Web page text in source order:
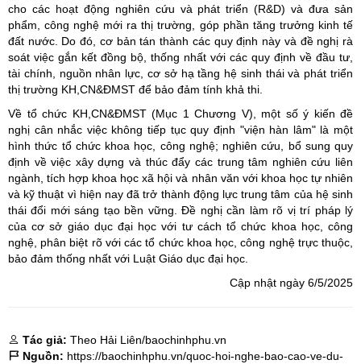
cho các hoạt động nghiên cứu và phát triển (R&D) và đưa sản
phẩm, công nghệ mới ra thị trường, góp phần tăng trưởng kinh tế
đất nước. Do đó, cơ bản tán thành các quy định này và đề nghị rà
soát việc gắn kết đồng bộ, thống nhất với các quy định về đầu tư,
tài chính, nguồn nhân lực, cơ sở hạ tầng hệ sinh thái và phát triển
thị trường KH,CN&ĐMST để bảo đảm tính khả thi.
Về tổ chức KH,CN&ĐMST (Mục 1 Chương V), một số ý kiến đề
nghị cân nhắc việc không tiếp tục quy định "viện hàn lâm" là một
hình thức tổ chức khoa học, công nghệ; nghiên cứu, bổ sung quy
định về việc xây dựng và thúc đẩy các trung tâm nghiên cứu liên
ngành, tích hợp khoa học xã hội và nhân văn với khoa học tự nhiên
và kỹ thuật vì hiện nay đã trở thành động lực trung tâm của hệ sinh
thái đổi mới sáng tạo bền vững. Đề nghị cần làm rõ vị trí pháp lý
của cơ sở giáo dục đại học với tư cách tổ chức khoa học, công
nghệ, phân biệt rõ với các tổ chức khoa học, công nghệ trực thuộc,
bảo đảm thống nhất với Luật Giáo dục đại học.
Cập nhật ngày 6/5/2025
Tác giả: Theo Hải Liên/baochinhphu.vn
Nguồn: https://baochinhphu.vn/quoc-hoi-nghe-bao-cao-ve-du-